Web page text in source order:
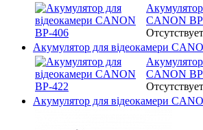
CANON
Отсутствует
Акумулятор для відеокамери
CANON
Отсутствует
Акумулятор для відеокамери